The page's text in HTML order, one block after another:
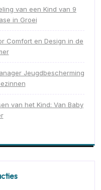
van een Kind van 9
in Groei
Comfort en Design in de
Jeugdbescherming
van het Kind: Van Baby